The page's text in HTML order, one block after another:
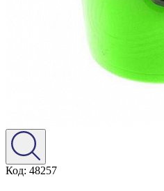
Код: 48257